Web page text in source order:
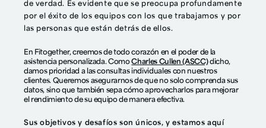
de verdad. Es evidente que se preocupa profundamente
por el éxito de los equipos con los que trabajamos y por
las personas que están detrás de ellos.
En Fitogether, creemos de todo corazón en el poder de la
asistencia personalizada. ComoCharles Cullen (ASCC)dicho,
damos prioridad a las consultas individuales con nuestros
clientes. Queremos asegurarnos de que no solo comprenda sus
datos, sino que también sepa cómo aprovecharlos para mejorar
el rendimiento de su equipo de manera efectiva.
Sus objetivos y desafíos son únicos, y estamos aquí